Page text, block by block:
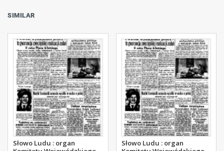
SIMILAR
Słowo Ludu : organ
Słowo Ludu : organ